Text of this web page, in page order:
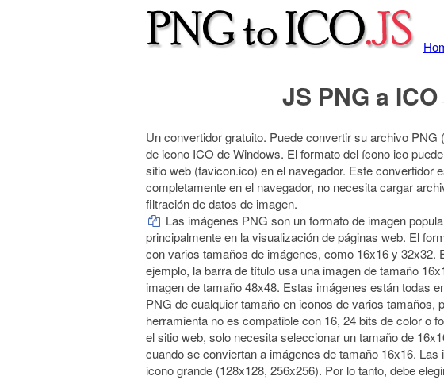
JS PNG a ICO
Un convertidor gratuito. Puede convertir su archivo
de icono ICO de Windows. El formato del ícono ico
sitio web (favicon.ico) en el navegador. Este convertidor
completamente en el navegador, no necesita cargar
filtración de datos de imagen.
Las imágenes PNG son un formato de imagen
principalmente en la visualización de páginas web. El
con varios tamaños de imágenes, como 16x16 y
ejemplo, la barra de título usa una imagen de tamaño
imagen de tamaño 48x48. Estas imágenes están todas
PNG de cualquier tamaño en iconos de varios
herramienta no es compatible con 16, 24 bits de color o
el sitio web, solo necesita seleccionar un tamaño de
cuando se conviertan a imágenes de tamaño 16x16.
icono grande (128x128, 256x256). Por lo tanto, debe